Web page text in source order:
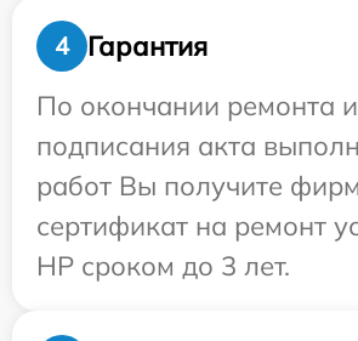
4
Гарантия
По окончании ремонта и
подписания акта
работ Вы получите
сертификат на ремонт
HP сроком до 3 лет.